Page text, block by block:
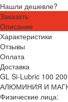
Нашли дешевле?
Заказать
Описание
Характеристики
Отзывы
Оплата
Доставка
GL Si-Lubric 100
АЛЮМИНИЯ И
Физические лица: